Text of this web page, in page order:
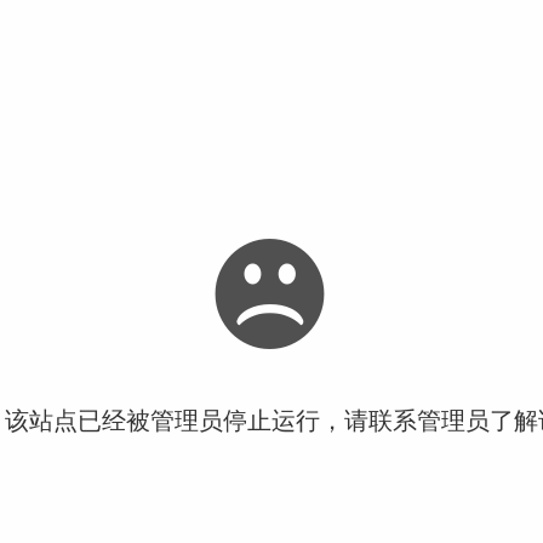
站点已经被管理员停止运行，请联系管理员了